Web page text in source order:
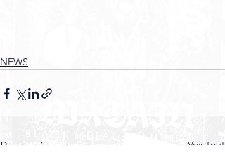
NEWS
Posts récents Voir tout